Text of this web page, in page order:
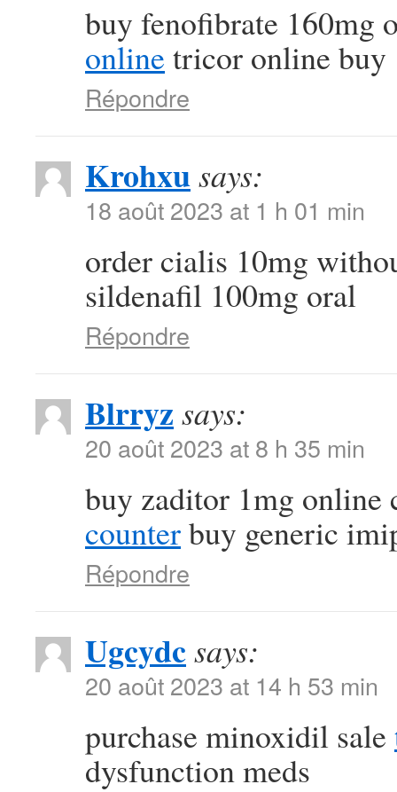
buy fenofibrate 160mg
online tricor online buy
Répondre
Krohxusays:
18 août 2023 at 1 h 01 min
order cialis 10mg
sildenafil 100mg oral
Répondre
Blrryz says:
20 août 2023 at 8 h 35 min
buy zaditor 1mg online
counterbuy generic
Répondre
Ugcydcsays:
20 août 2023 at 14 h 53 min
purchase minoxidil sale
dysfunction meds